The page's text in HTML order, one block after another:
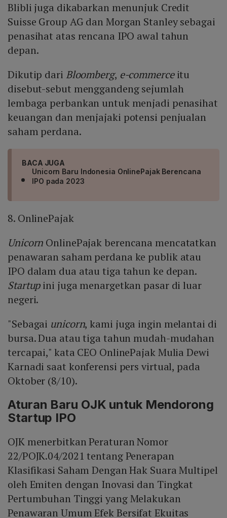
Blibli juga dikabarkan menunjuk Credit
Suisse Group AG dan Morgan Stanley sebagai
penasihat atas rencana IPO awal tahun
depan.
Dikutip dari Bloomberg, e-commerceitu
disebut-sebut menggandeng sejumlah
lembaga perbankan untuk menjadi penasihat
keuangan dan menjajaki potensi penjualan
saham perdana.
BACA JUGA
Unicorn Baru Indonesia OnlinePajak Berencana
IPO pada 2023
8. OnlinePajak
Unicorn OnlinePajak berencana mencatatkan
penawaran saham perdana ke publik atau
IPO dalam dua atau tiga tahun ke depan.
Startupini juga menargetkan pasar di luar
negeri.
"Sebagai unicorn, kami juga ingin melantai di
bursa. Dua atau tiga tahun mudah-mudahan
tercapai," kata CEO OnlinePajak Mulia Dewi
Karnadi saat konferensi pers virtual, pada
Oktober (8/10).
Aturan Baru OJK untuk Mendorong
Startup IPO
OJK menerbitkan Peraturan Nomor
22/POJK.04/2021 tentang Penerapan
Klasifikasi Saham Dengan Hak Suara Multipel
oleh Emiten dengan Inovasi dan Tingkat
Pertumbuhan Tinggi yang Melakukan
Penawaran Umum Efek Bersifat Ekuitas